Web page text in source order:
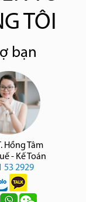
TÔI
bạn
Hồng Tâm
- Kế Toán
53 2929